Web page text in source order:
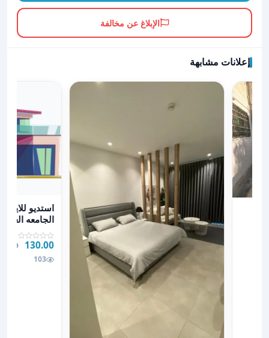
الإبلاغ عن مخالفة
إعلانات مشابهة
عرض تفاصيل
استديو
الجامعه
الاسلاميه 0795627
130.00 JOD
JOD
103